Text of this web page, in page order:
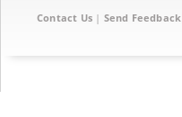
Contact Us | Send Feedback